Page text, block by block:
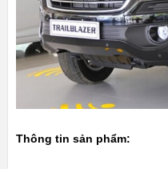
Thông tin sản phẩm: